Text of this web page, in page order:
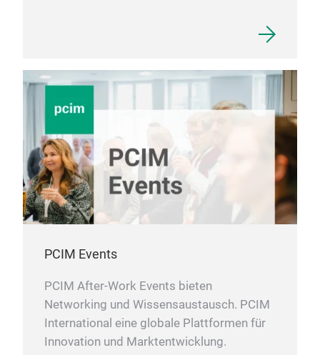
PCIM Events
PCIM After-Work Events bieten
Networking und Wissensaustausch. PCIM
International eine globale Plattformen für
Innovation und Marktentwicklung.